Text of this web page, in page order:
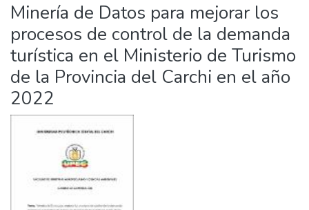
Estadísticas Externas
Manuales
Minería de Datos para mejorar los
procesos de control de la demanda
turística en el Ministerio de Turismo
de la Provincia del Carchi en el año
2022